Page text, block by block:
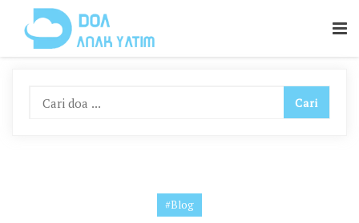
Content
#Blog